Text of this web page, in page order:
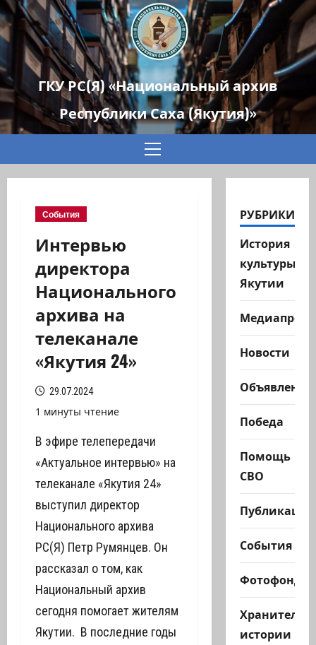
ГКУ РС(Я) «Национальный архив
Республики Саха (Якутия)»
Основное
События
Интервью
директора
Национального
архива на
телеканале
«Якутия 24»
29.07.2024
1 минуты чтение
В эфире телепередачи
«Актуальное интервью» на
телеканале «Якутия 24»
выступил директор
Национального архива
РС(Я) Петр Румянцев. Он
рассказал о том, как
Национальный архив
сегодня помогает жителям
Якутии. В последние годы
РУБРИКИ
История
культуры
Якутии
Новости
Объявления
Победа
Помощь
СВО
Публикации
События
Фотофонд
Хранители
истории